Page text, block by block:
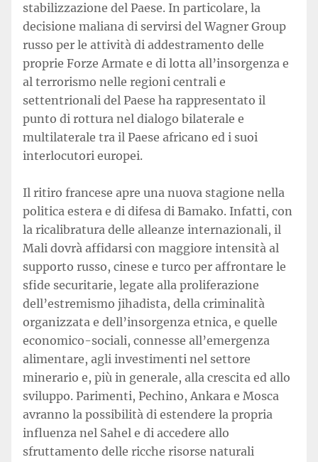
stabilizzazione del Paese. In particolare, la
decisione maliana di servirsi del Wagner Group
russo per le attività di addestramento delle
proprie Forze Armate e di lotta all’insorgenza e
al terrorismo nelle regioni centrali e
settentrionali del Paese ha rappresentato il
punto di rottura nel dialogo bilaterale e
multilaterale tra il Paese africano ed i suoi
interlocutori europei.
Il ritiro francese apre una nuova stagione nella
politica estera e di difesa di Bamako. Infatti, con
la ricalibratura delle alleanze internazionali, il
Mali dovrà affidarsi con maggiore intensità al
supporto russo, cinese e turco per affrontare le
sfide securitarie, legate alla proliferazione
dell’estremismo jihadista, della criminalità
organizzata e dell’insorgenza etnica, e quelle
economico-sociali, connesse all’emergenza
alimentare, agli investimenti nel settore
minerario e, più in generale, alla crescita ed allo
sviluppo. Parimenti, Pechino, Ankara e Mosca
avranno la possibilità di estendere la propria
influenza nel Sahel e di accedere allo
sfruttamento delle ricche risorse naturali